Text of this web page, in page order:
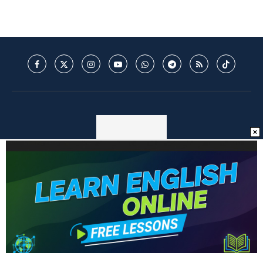
© 2025 - Mantos do Futebol - MDF - Todos os direitos reservados. -
Política de Privacidade